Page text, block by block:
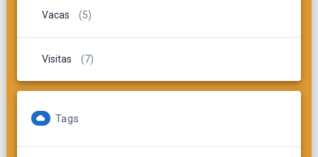
Vacas (5)
Visitas (7)
Tags